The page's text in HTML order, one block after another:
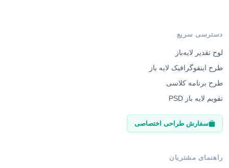
دسترسی سریع
لوح تقدیر لایه‌باز
طرح اینفوگرافیک لایه باز
طرح برنامه کلاسی
تقویم لایه باز PSD
سفارش طراحی اختصاصی
راهنمای مشتریان